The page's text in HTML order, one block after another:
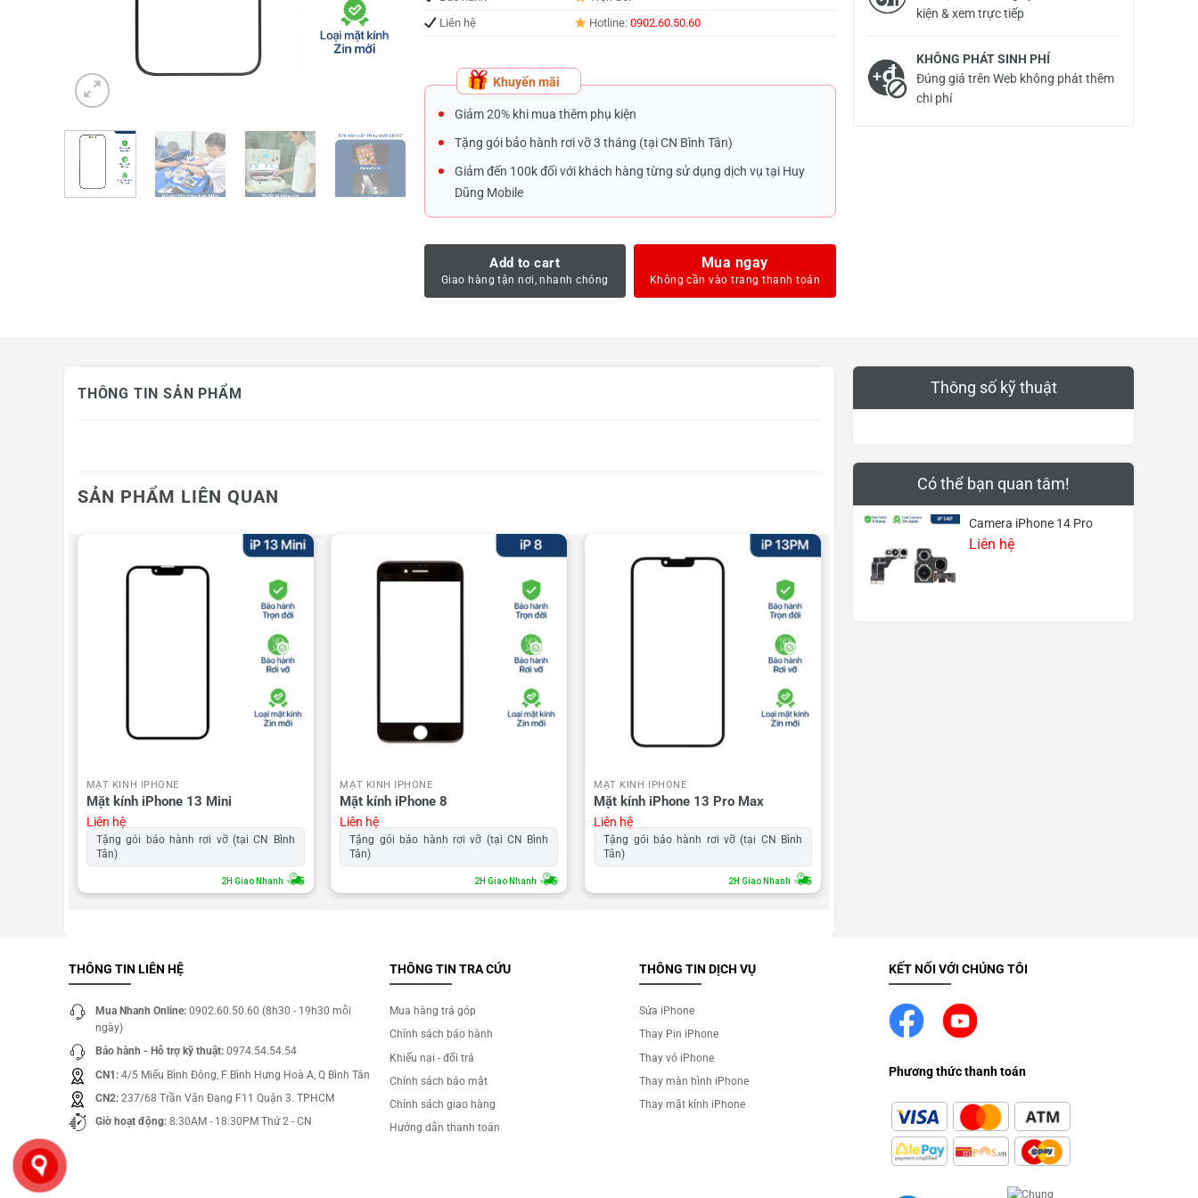
Khuyến mãi
Liên hệ
Hotline:0902.60.50.60
Add to cart Mua ngay
Khuyến mãi
Giảm 20% khi mua thêm phụ kiện
Tặng gói bảo hành rơi vỡ 3 tháng (tại CN Bình Tân)
Giảm đến 100k đối với khách hàng từng sử dụng dịch vụ tại Huy
Dũng Mobile
kiện & xem trực tiếp
KHÔNG PHÁT SINH PHÍ
Đúng giá trên Web không phát thêm
chi phí
THÔNG TIN SẢN PHẨM
SẢN PHẨM LIÊN QUAN
MẶT KÍNH IPHONE
Mặt kính iPhone 13 Mini
Liên hệ
Tặng gói bảo hành rơi vỡ (tại CN Bình
Tân)
2H Giao Nhanh
MẶT KÍNH IPHONE
Mặt kính iPhone 8
Liên hệ
Tặng gói bảo hành rơi vỡ (tại CN Bình
Tân)
2H Giao Nhanh
MẶT KÍNH IPHONE
Mặt kính iPhone 13 Pro Max
Liên hệ
Tặng gói bảo hành rơi vỡ (tại CN Bình
Tân)
2H Giao Nhanh
Thông số kỹ thuật
Có thể bạn quan tâm!
Camera iPhone 14 Pro
Liên hệ
THÔNG TIN LIÊN HỆ
Mua Nhanh Online: 0902.60.50.60 (8h30 - 19h30 mỗi
ngày)
Bảo hành - Hỗ trợ kỹ thuật: 0974.54.54.54
CN1: 4/5 Miếu Bình Đông, F Bình Hưng Hoà A, Q Bình Tân
CN2: 237/68 Trần Văn Đang F11 Quận 3. TPHCM
Giờ hoạt động: 8:30AM - 18:30PM Thứ 2 - CN
THÔNG TIN TRA CỨU
Mua hàng trả góp
Chính sách bảo hành
Khiếu nại - đổi trả
Chính sách bảo mật
Chính sách giao hàng
Hướng dẫn thanh toán
THÔNG TIN DỊCH VỤ
Sửa iPhone
Thay Pin iPhone
Thay vỏ iPhone
Thay màn hình iPhone
Thay mặt kính iPhone
KẾT NỐI VỚI CHÚNG TÔI
Phương thức thanh toán